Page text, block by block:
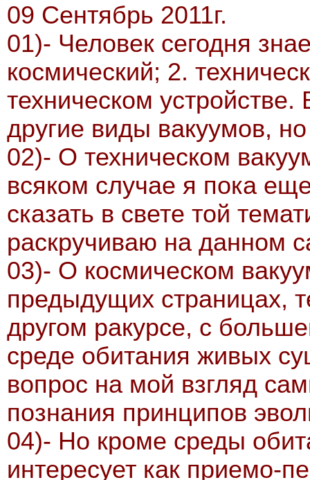
09 Сентябрь 2011г.
01)- Человек сегодня
космический; 2.
техническом
другие виды вакуумов,
02)- О техническом
всяком случае я пока
сказать в свете той
раскручиваю на данном
03)- О космическом
предыдущих страницах,
другом ракурсе, с
среде обитания живых
вопрос на мой взгляд
познания принципов
04)- Но кроме среды
интересует как приемо-